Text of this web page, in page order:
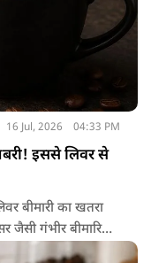
16 Jul, 2026 04:33 PM
इससे लिवर से
बीमारी का खतरा
जैसी गंभीर बीमारियां
दावा नहीं है, बल्कि